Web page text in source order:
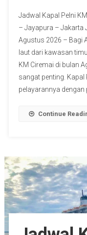
Jadwal Kapal Pelni
– Jayapura – Jakarta
Agustus 2026 – Bagi
laut dari kawasan
KM Ciremai di bulan
sangat penting.
pelayarannya dengan
Continue